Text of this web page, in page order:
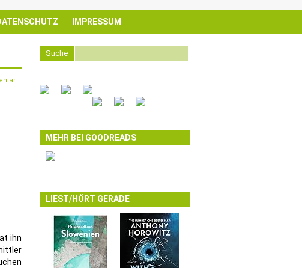
IMPRESSUM
ihn
Suche
MEHR BEI GOODREADS
LIEST/HÖRT GERADE